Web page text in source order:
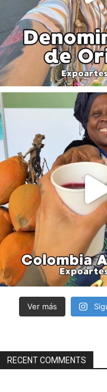
Ver más
RECENT COMMENTS